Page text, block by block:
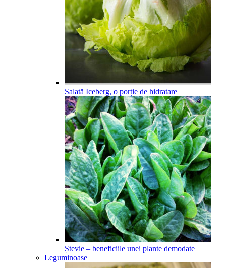
Salată Iceberg, o porție de hidratare
Ștevie – beneficiile unei plante demodate
Leguminoase